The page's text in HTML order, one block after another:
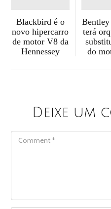
Blackbird é o
novo hipercarro
de motor V8 da
Hennessey
terá
do
Deixe um
COMMENT